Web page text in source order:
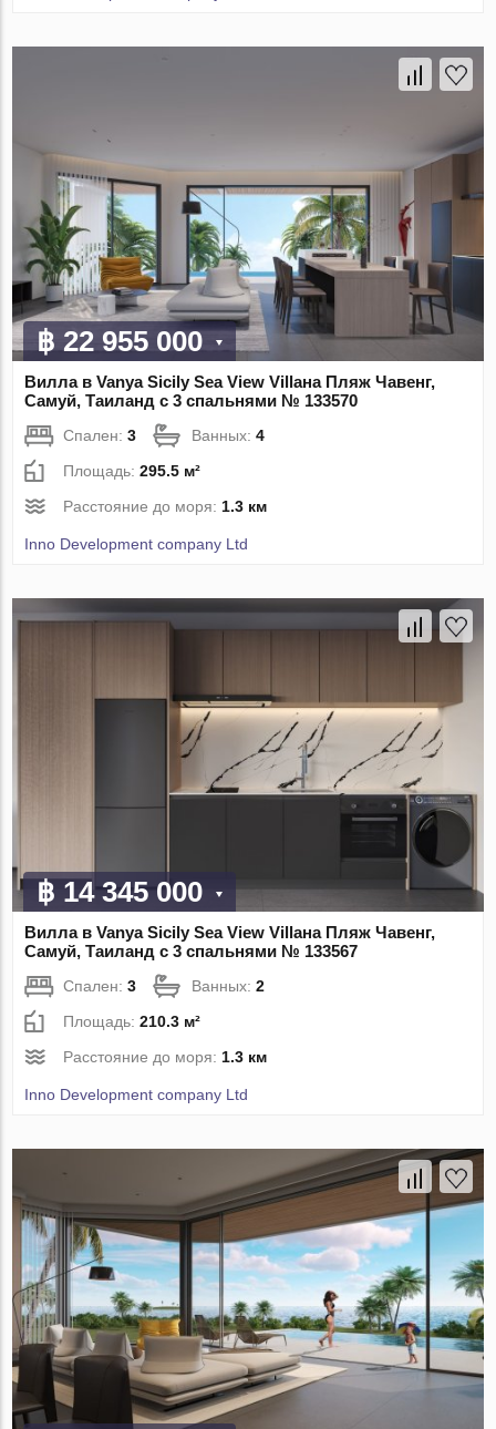
฿ 22 955 000
Вилла в Vanya Sicily Sea View Villaна Пляж Чавенг,
Самуй, Таиланд с 3 спальнями № 133570
Спален:3 Ванных:4
Площадь:295.5 м²
Расстояние до моря: 1.3 км
Inno Development company Ltd
฿ 14 345 000
Вилла в Vanya Sicily Sea View Villaна Пляж Чавенг,
Самуй, Таиланд с 3 спальнями № 133567
Спален:3 Ванных:2
Площадь:210.3 м²
Расстояние до моря:1.3 км
Inno Development company Ltd